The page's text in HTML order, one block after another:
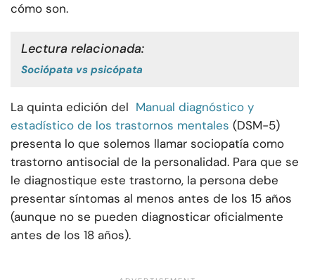
cómo son.
Lectura relacionada:
Sociópata vs psicópata
La quinta edición del Manual diagnóstico y
estadístico de los trastornos mentales (DSM-5)
presenta lo que solemos llamar sociopatía como
trastorno antisocial de la personalidad. Para que se
le diagnostique este trastorno, la persona debe
presentar síntomas al menos antes de los 15 años
(aunque no se pueden diagnosticar oficialmente
antes de los 18 años).